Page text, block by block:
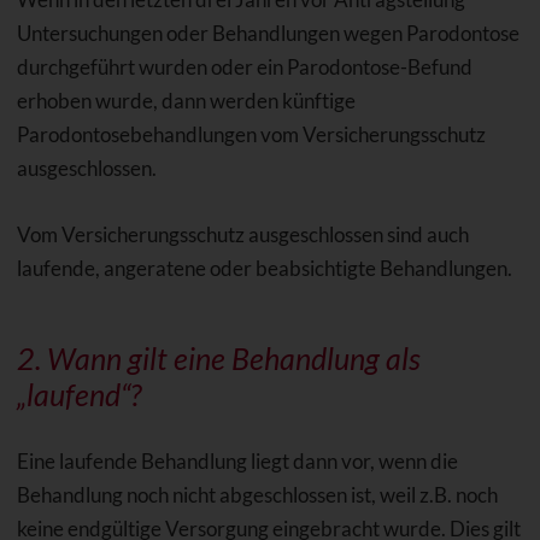
Untersuchungen oder Behandlungen wegen Parodontose
durchgeführt wurden oder ein Parodontose-Befund
erhoben wurde, dann werden künftige
Parodontosebehandlungen vom Versicherungsschutz
ausgeschlossen.
Vom Versicherungsschutz ausgeschlossen sind auch
laufende, angeratene oder beabsichtigte Behandlungen.
2. Wann gilt eine Behandlung als
„laufend“?
Eine laufende Behandlung liegt dann vor, wenn die
Behandlung noch nicht abgeschlossen ist, weil z.B. noch
keine endgültige Versorgung eingebracht wurde. Dies gilt